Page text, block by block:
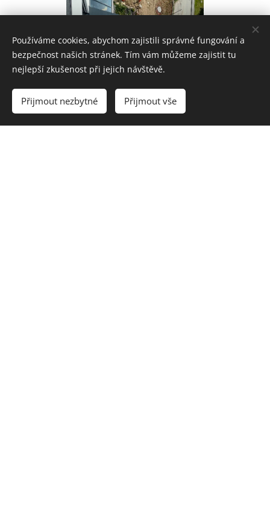
Používáme cookies, abychom zajistili správné fungování a
bezpečnost našich stránek. Tím vám můžeme zajistit tu
nejlepší zkušenost při jejich návštěvě.
Přijmout nezbytné Přijmout vše